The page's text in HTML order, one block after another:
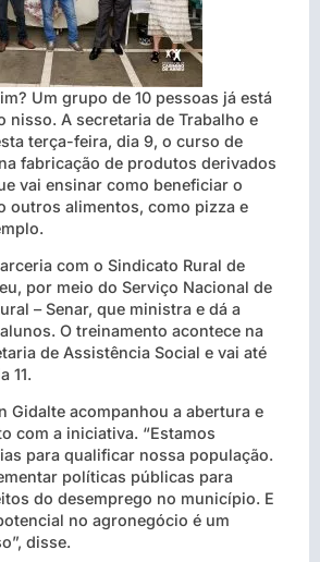
Um grupo de 10 pessoas já está
nisso. A secretaria de Trabalho e
terça-feira, dia 9, o curso de
fabricação de produtos derivados
vai ensinar como beneficiar o
outros alimentos, como pizza e
com o Sindicato Rural de
por meio do Serviço Nacional de
– Senar, que ministra e dá a
O treinamento acontece na
de Assistência Social e vai até
11.
Gidalte acompanhou a abertura e
com a iniciativa. “Estamos
para qualificar nossa população.
políticas públicas para
do desemprego no município. E
no agronegócio é um
disse.